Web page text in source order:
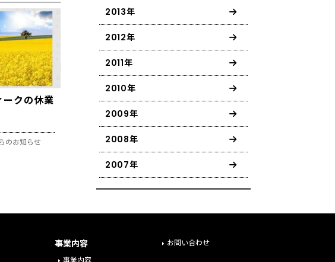
ークの休業
のお知らせ
2013年
2012年
2011年
2010年
2009年
2008年
2007年
事業内容
事業内容
お問い合わせ